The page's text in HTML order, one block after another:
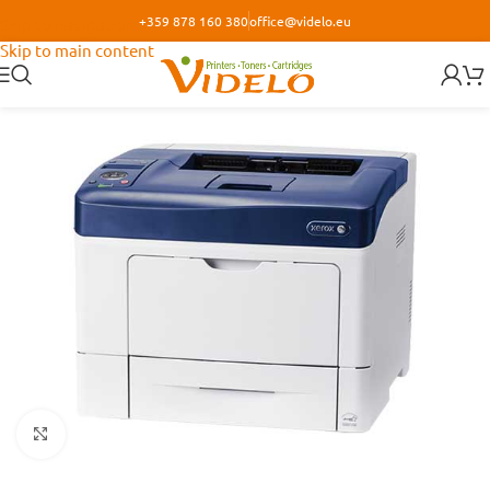
Skip to main content
+359 878 160 380office@videlo.eu